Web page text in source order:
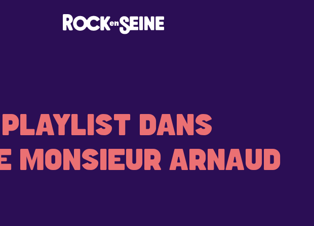
DANS
MONSIEUR ARNAUD